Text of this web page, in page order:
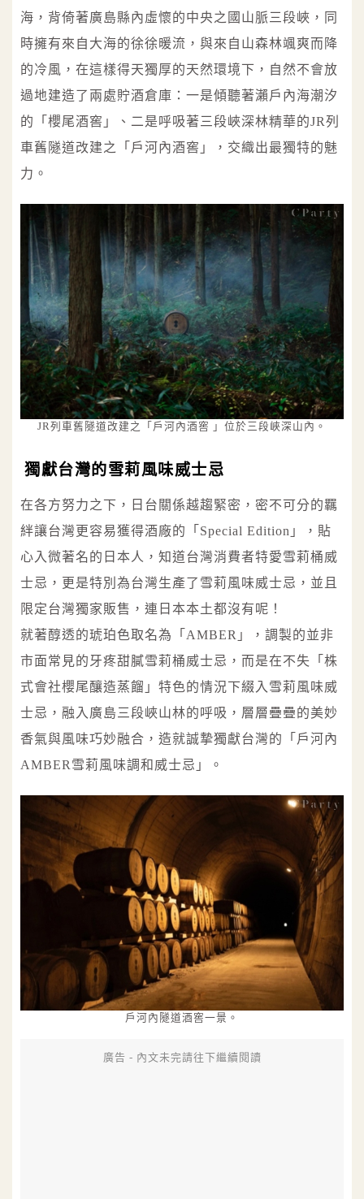
海，背倚著廣島縣內虛懷的中央之國山脈三段峽，同
時擁有來自大海的徐徐暖流，與來自山森林颯爽而降
的冷風，在這樣得天獨厚的天然環境下，自然不會放
過地建造了兩處貯酒倉庫：一是傾聽著瀨戶內海潮汐
的「櫻尾酒窖」、二是呼吸著三段峽深林精華的JR列
車舊隧道改建之「戶河內酒窖」，交織出最獨特的魅
力。
JR列車舊隧道改建之「戶河內酒窖 」位於三段峽深山內。
獨獻台灣的雪莉風味威士忌
在各方努力之下，日台關係越趨緊密，密不可分的羈
絆讓台灣更容易獲得酒廠的「Special Edition」，貼
心入微著名的日本人，知道台灣消費者特愛雪莉桶威
士忌，更是特別為台灣生產了雪莉風味威士忌，並且
限定台灣獨家販售，連日本本土都沒有呢！
就著醇透的琥珀色取名為「AMBER」，調製的並非
市面常見的牙疼甜膩雪莉桶威士忌，而是在不失「株
式會社櫻尾釀造蒸餾」特色的情況下綴入雪莉風味威
士忌，融入廣島三段峽山林的呼吸，層層疊疊的美妙
香氣與風味巧妙融合，造就誠摯獨獻台灣的「戶河內
AMBER雪莉風味調和威士忌」。
戶河內隧道酒窖一景。
廣告 - 內文未完請往下繼續閱讀